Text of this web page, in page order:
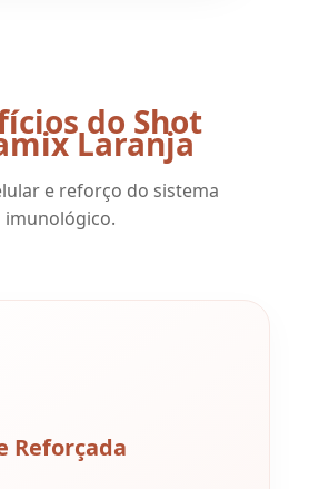
do Shot
Laranja
e reforço do sistema
imunológico.
Reforçada